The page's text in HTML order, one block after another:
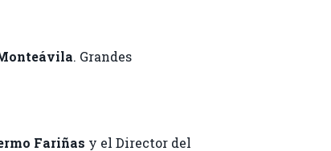
. Grandes
Fariñas y el Director del